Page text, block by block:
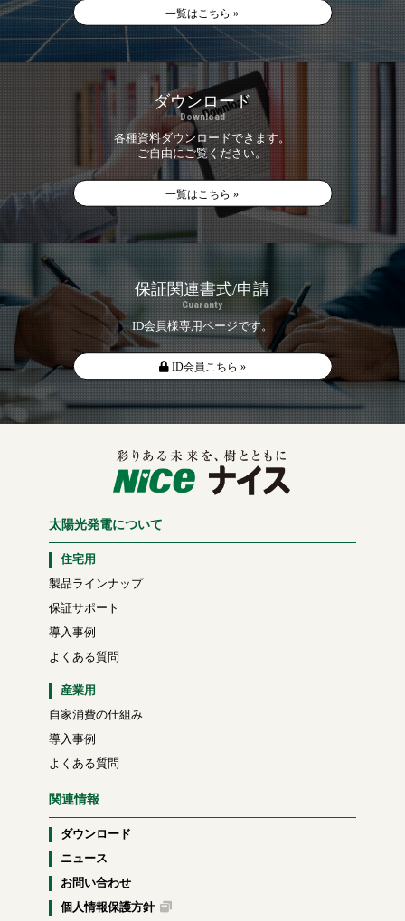
一覧はこちら »
ダウンロード
Download
各種資料ダウンロードできます。
ご自由にご覧ください。
一覧はこちら »
保証関連書式/申請
Guaranty
ID会員様専用ページです。
ID会員こちら »
太陽光発電について
住宅用
製品ラインナップ
保証サポート
導入事例
よくある質問
産業用
自家消費の仕組み
導入事例
よくある質問
関連情報
ダウンロード
ニュース
お問い合わせ
個人情報保護方針